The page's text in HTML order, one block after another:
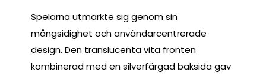
Spelarna utmärkte sig genom sin
mångsidighet och användarcentrerade
design. Den translucenta vita fronten
kombinerad med en silverfärgad baksida gav